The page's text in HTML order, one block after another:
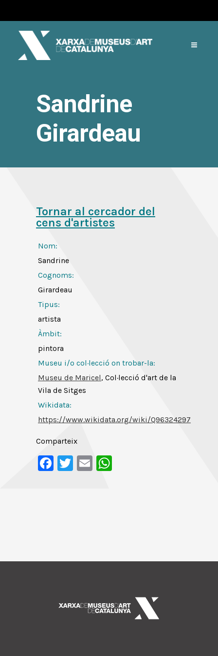
Sandrine
Girardeau
Tornar al cercador del
cens d'artistes
Nom:
Sandrine
Cognoms:
Girardeau
Tipus:
artista
Àmbit:
pintora
Museu i/o col·lecció on trobar-la:
Museu de Maricel, Col·lecció d'art de la
Vila de Sitges
Wikidata:
https://www.wikidata.org/wiki/Q96324297
Comparteix
Facebook
Twitter
Email